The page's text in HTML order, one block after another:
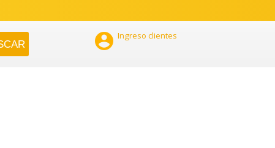
 Ingreso clientes